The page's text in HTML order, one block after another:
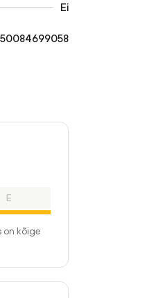
Ei
E
on kõige